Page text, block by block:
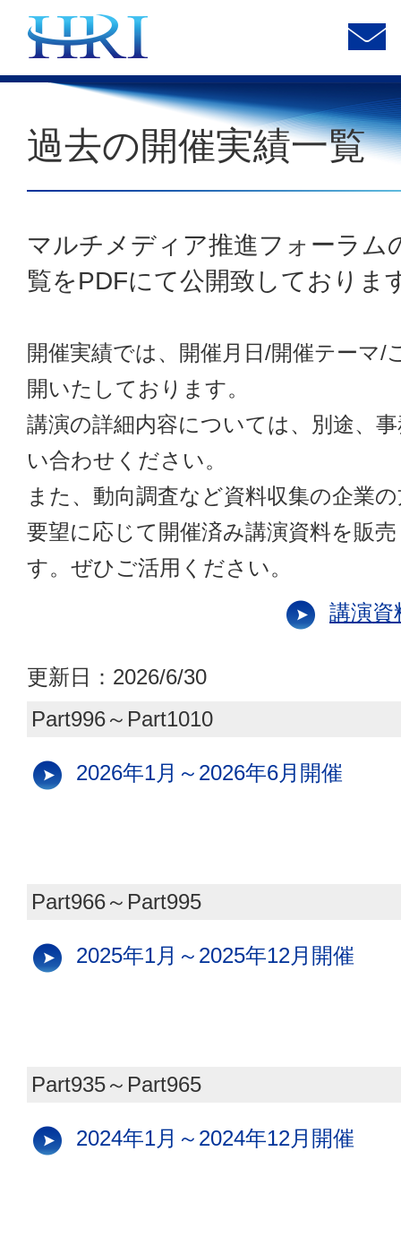
過去の開催実績一覧
マルチメディア推進フォーラム
覧をPDFにて公開致しておりま
開催実績では、開催月日/開催テーマ/
開いたしております。
講演の詳細内容については、別途、
い合わせください。
また、動向調査など資料収集の企業
要望に応じて開催済み講演資料を販
す。ぜひご活用ください。
講演資
更新日： 2026/6/30
Part996～Part1010
2026年1月～2026年6月開催
Part966～Part995
2025年1月～2025年12月開催
Part935～Part965
2024年1月～2024年12月開催